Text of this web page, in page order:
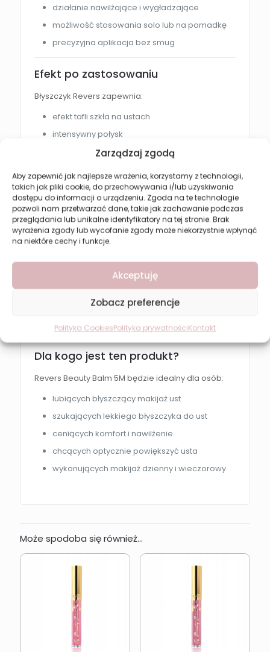
Zarządzaj zgodą
Aby zapewnić jak najlepsze wrażenia, korzystamy z technologii,
takich jak pliki cookie, do przechowywania i/lub uzyskiwania
dostępu do informacji o urządzeniu. Zgoda na te technologie
pozwoli nam przetwarzać dane, takie jak zachowanie podczas
przeglądania lub unikalne identyfikatory na tej stronie. Brak
wyrażenia zgody lub wycofanie zgody może niekorzystnie wpłynąć
na niektóre cechy i funkcje.
Akceptuję
Zobacz preferencje
Polityka CookiesPolityka prywatnościKontakt
działanie nawilżające i wygładzające
możliwość stosowania solo lub na pomadkę
precyzyjna aplikacja bez smug
Efekt po zastosowaniu
Błyszczyk Revers zapewnia:
efekt tafli szkła na ustach
intensywny połysk
optycznie większe i pełniejsze usta
świeży i promienny wygląd makijażu
Jak używać błyszczyka?
Samodzielnie:
Nałóż błyszczyk równomiernie na czyste i
nawilżone usta za pomocą aplikatora.
Jako topper:
lustrzanego połysku i dodatkowego blasku.
Dla kogo jest ten produkt?
Revers Beauty Balm 5M będzie idealny dla osób:
lubiących błyszczący makijaż ust
szukających lekkiego błyszczyka do ust
ceniących komfort i nawilżenie
chcących optycznie powiększyć usta
wykonujących makijaż dzienny i wieczorowy
Może spodoba się również…